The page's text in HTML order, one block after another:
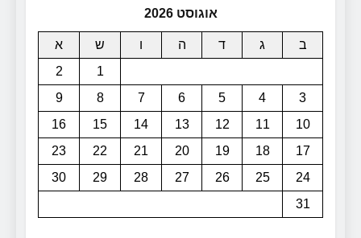
אוגוסט 2026
ב ג ד ה ו ש
א
1
2
3
4
5
6
7
8
9
10
11
12
13
14
15
16
17
18
19
20
21
22
23
24
25
26
27
28
29
30
31